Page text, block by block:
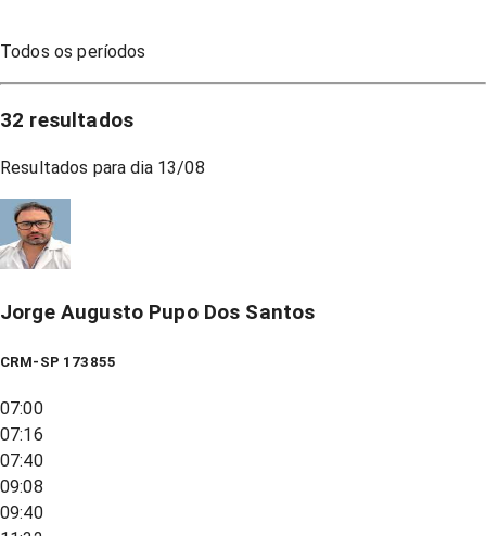
Todos os períodos
32 resultados
Resultados para dia 13/08
Jorge Augusto Pupo Dos Santos
CRM-SP 173855
07:00
07:16
07:40
09:08
09:40